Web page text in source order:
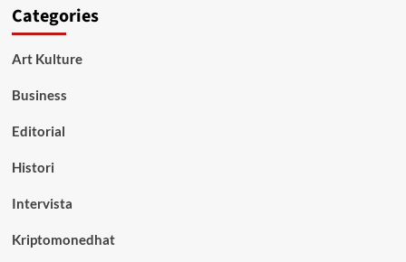
Categories
Art Kulture
Business
Editorial
Histori
Intervista
Kriptomonedhat